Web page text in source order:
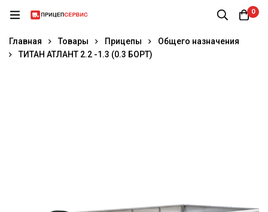
0
Главная Товары Прицепы
Общего назначения
ТИТАН АТЛАНТ 2.2 -1.3 (0.3 БОРТ)